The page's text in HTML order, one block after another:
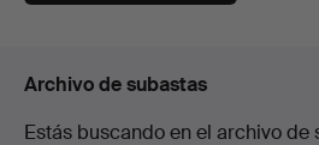
Archivo de subastas
Estás buscando en el archivo de